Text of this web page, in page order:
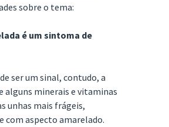
sobre o tema:
é um sintoma de
ser um sinal, contudo, a
alguns minerais e vitaminas
unhas mais frágeis,
com aspecto amarelado.